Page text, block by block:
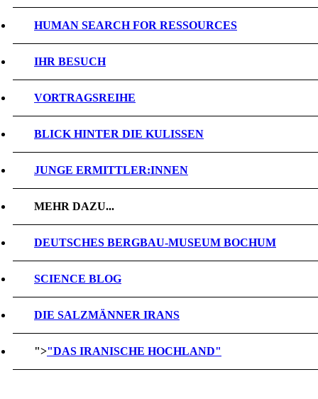
HUMAN SEARCH FOR RESSOURCES
IHR BESUCH
VORTRAGSREIHE
BLICK HINTER DIE KULISSEN
JUNGE ERMITTLER:INNEN
MEHR DAZU...
DEUTSCHES BERGBAU-MUSEUM BOCHUM
SCIENCE BLOG
DIE SALZMÄNNER IRANS
">"DAS IRANISCHE HOCHLAND"